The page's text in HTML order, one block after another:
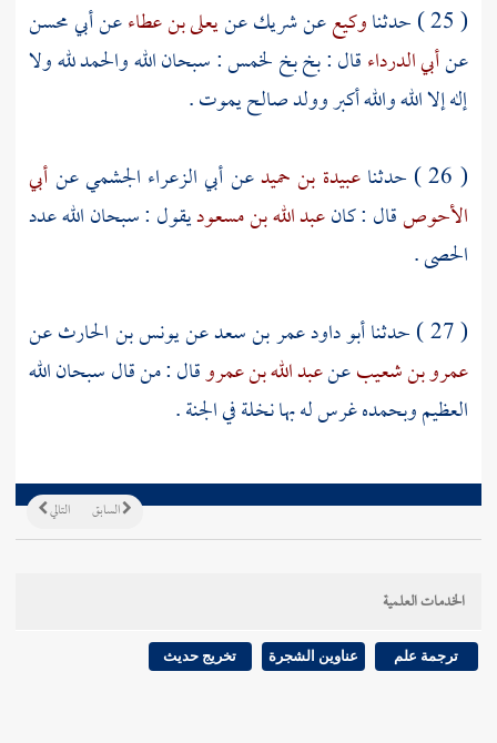
( 25 ) حدثنا
وكيععنشريكعنيعلى بن عطاءعنأبي محسن
عنأبي الدرداءقال : بخ بخ لخمس : سبحان الله والحمد لله ولا
إله إلا الله والله أكبر وولد صالح يموت .
( 26 ) حدثنا
عبيدة بن حميدعنأبي الزعراء الجشميعنأبي
الأحوصقال : كانعبد الله بن مسعوديقول : سبحان الله عدد
الحصى .
( 27 ) حدثنا
أبو داود عمر بن سعدعنيونس بن الحارثعن
عمرو بن شعيبعنعبد الله بن عمروقال : من قال سبحان الله
العظيم وبحمده غرس له بها نخلة في الجنة .
التالي السابق
الخدمات العلمية
ترجمة علم عناوين الشجرة تخريج حديث